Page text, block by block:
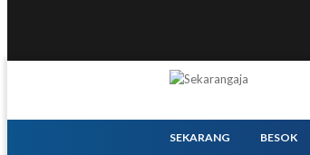
SEKARANG BESOK